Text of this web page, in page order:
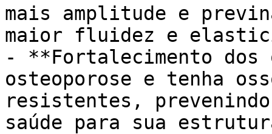
mais amplitude e
maior fluidez e
- **Fortalecimento dos
osteoporose e tenha
resistentes,
saúde para sua